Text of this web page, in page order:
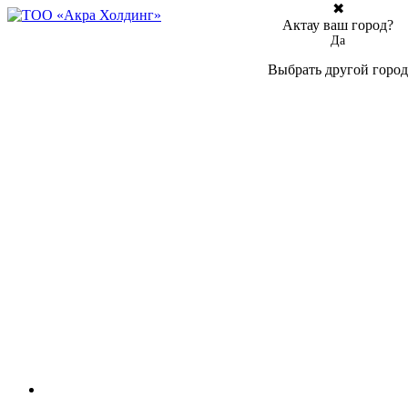
✖
Актау ваш город?
Да
Выбрать другой город